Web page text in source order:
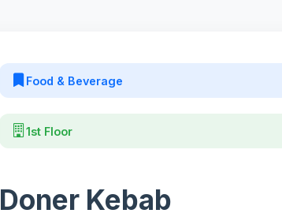
Food & Beverage
1st Floor
Doner Kebab